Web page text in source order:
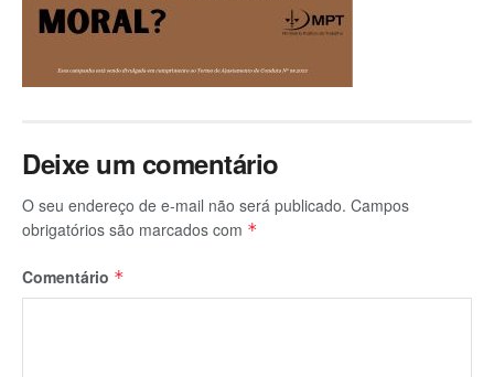
Deixe um comentário
O seu endereço de e-mail não será publicado. Campos
obrigatórios são marcados com *
Comentário *